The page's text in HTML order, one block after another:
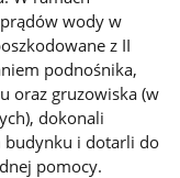
wody w
z II
podnośnika,
oraz gruzowiska (w
dokonali
budynku i dotarli do
pomocy.